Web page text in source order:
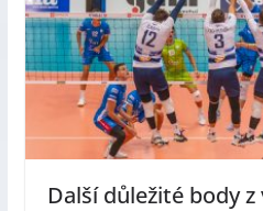
Další důležité body z